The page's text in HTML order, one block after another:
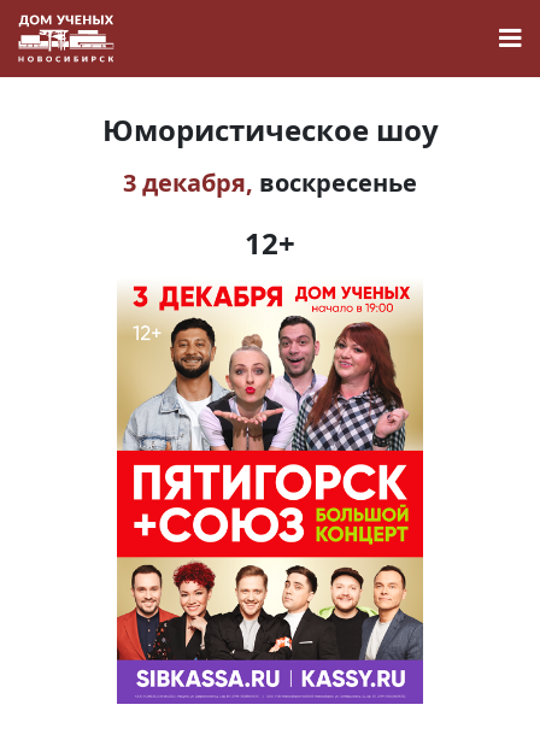
Наука
О Доме учёных
Виртуальный тур
Контакты
Вакансии
Юмористическое шоу
3 декабря, воскресенье
12+